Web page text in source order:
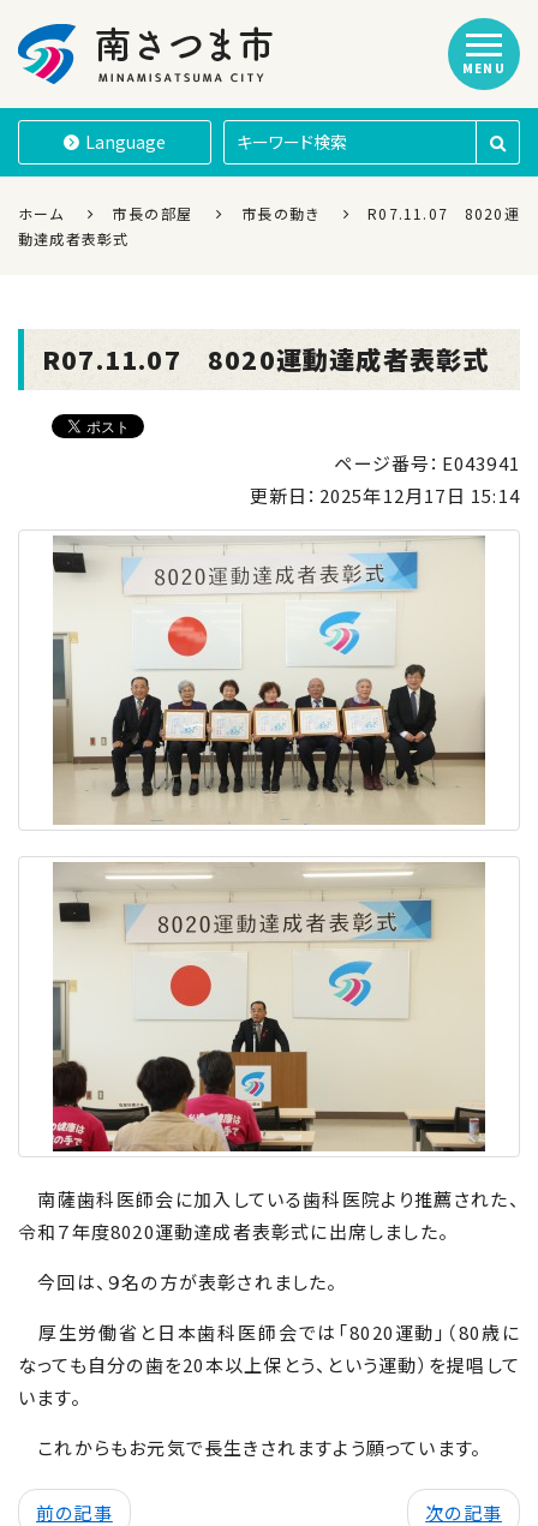
南さつま市
Language
MENU
ホーム 市長の部屋 市長の動き
R07.11.07 8020運
動達成者表彰式
R07.11.07 8020運動達成者表彰式
ページ番号：E043941
更新日： 2025年12月17日 15:14
南薩歯科医師会に加入している歯科医院より推薦された、
令和７年度8020運動達成者表彰式に出席しました。
今回は、 ９名の方が表彰されました。
厚生労働省と日本歯科医師会では「8020運動」（80歳に
なっても自分の歯を20本以上保とう、という運動）を提唱して
います。
これからもお元気で長生きされますよう願っています。
前の記事 次の記事